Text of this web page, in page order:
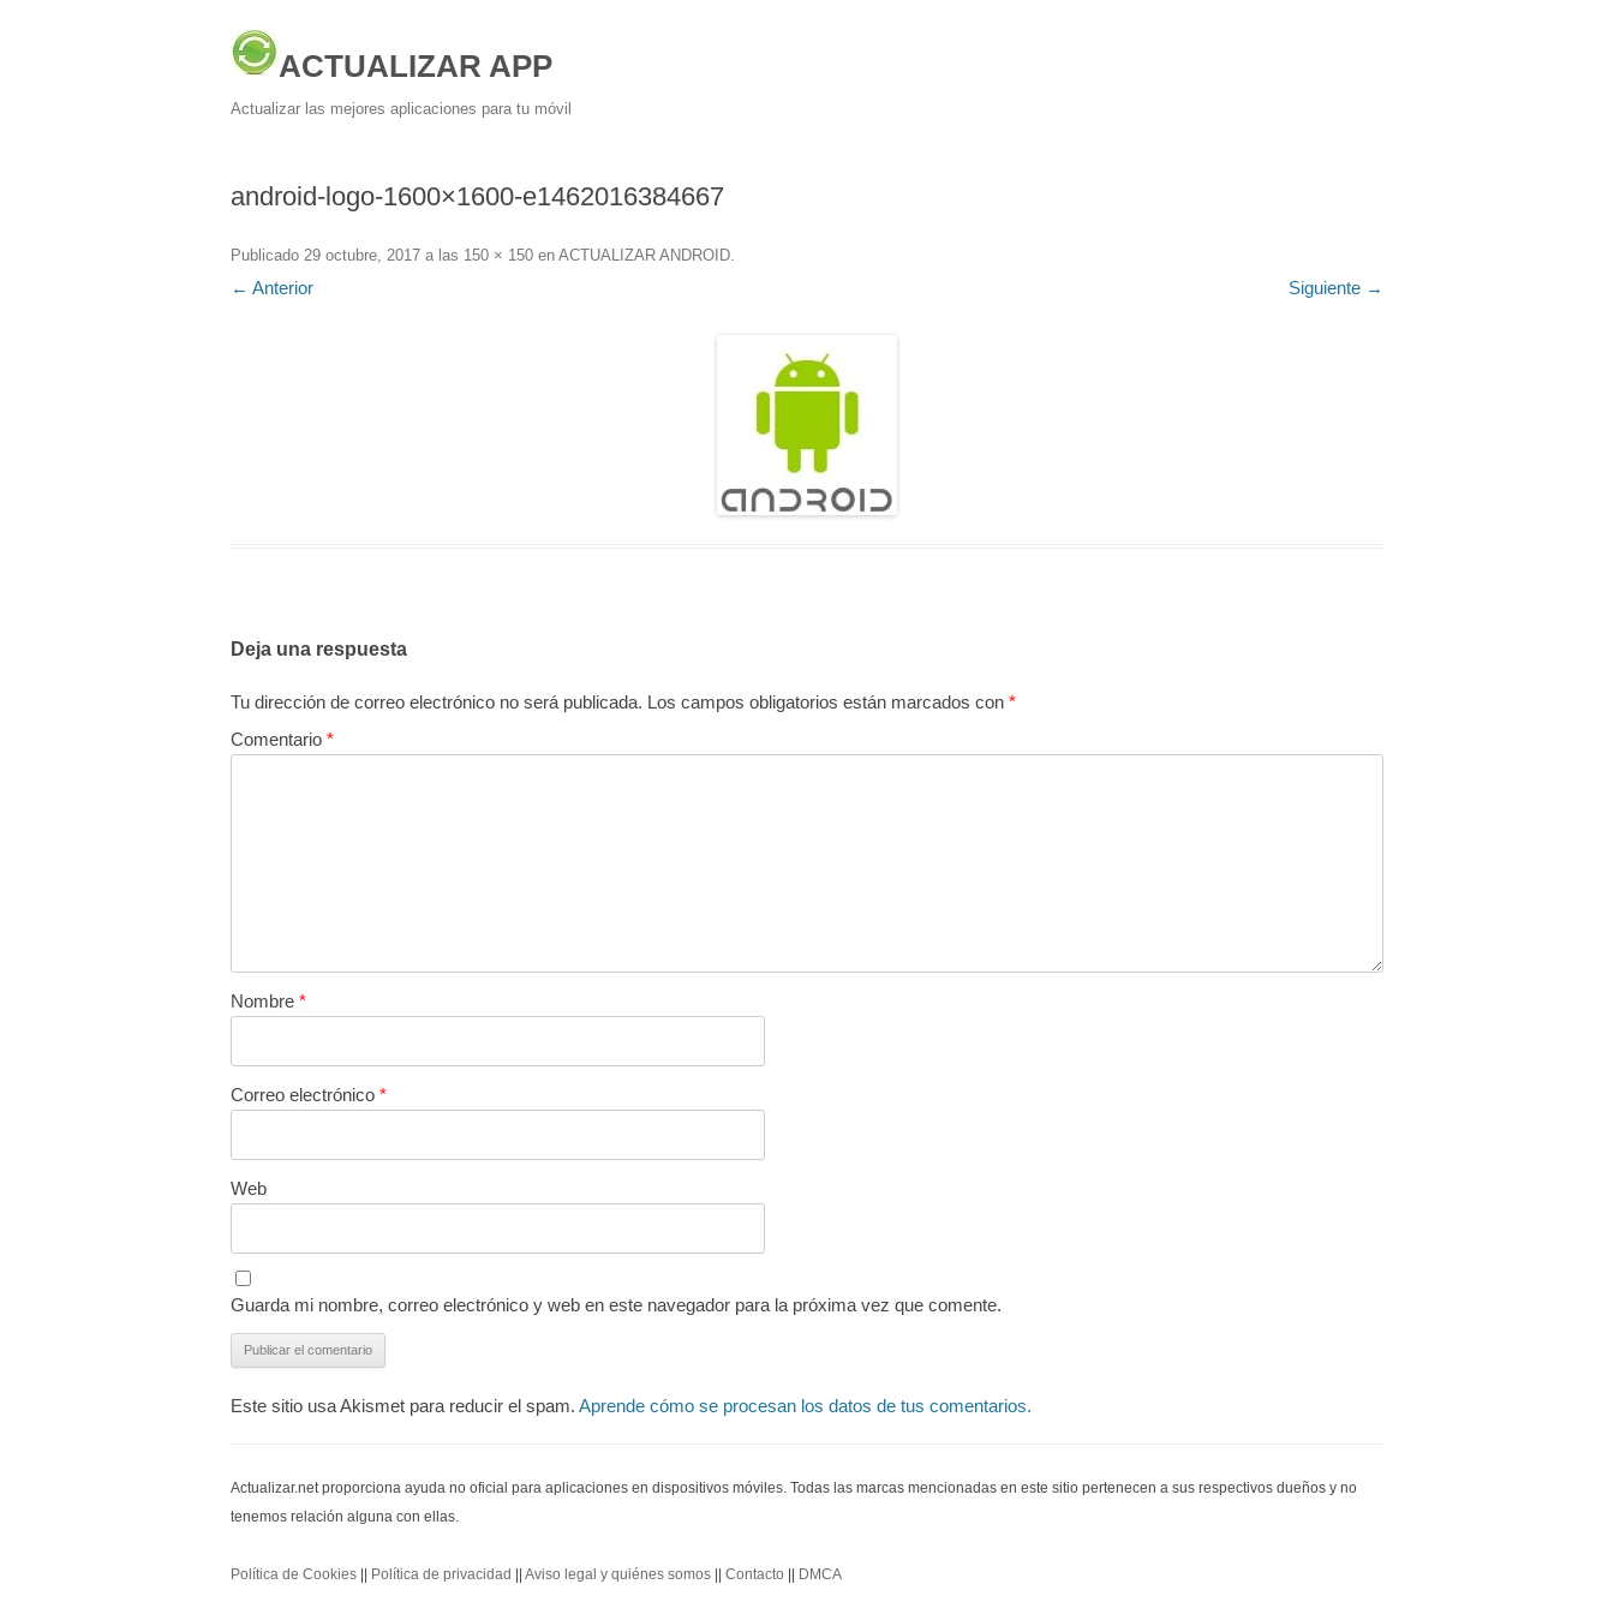
ACTUALIZAR APP
Actualizar las mejores aplicaciones para tu móvil
android-logo-1600×1600-e1462016384667
Publicado 29 octubre, 2017 a las 150 × 150 en ACTUALIZAR ANDROID.
← Anterior Siguiente →
Deja una respuesta
Tu dirección de correo electrónico no será publicada. Los campos obligatorios están marcados con *
Comentario *
Nombre *
Correo electrónico *
Web
Guarda mi nombre, correo electrónico y web en este navegador para la próxima vez que comente.
Este sitio usa Akismet para reducir el spam. Aprende cómo se procesan los datos de tus comentarios.
Actualizar.net proporciona ayuda no oficial para aplicaciones en dispositivos móviles. Todas las marcas mencionadas en este sitio pertenecen a sus respectivos dueños y no
tenemos relación alguna con ellas.
Política de Cookies Política de privacidad Aviso legal y quiénes somos Contacto DMCA